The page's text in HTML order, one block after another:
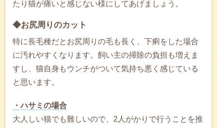
たり猫が痛いと感じない様にしてあげましょう。
◆お尻周りのカット
特に長毛種だとお尻周りの毛も長く、下痢をした場合
に汚れやすくなります。飼い主の掃除の負担も増えま
すし、猫自身もウンチがついて気持ち悪く感じている
と思います。
・ハサミの場合
大人しい猫でも難しいので、2人がかりで行うことを推